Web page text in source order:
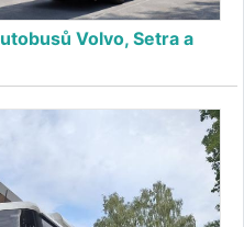
Volvo, Setra a